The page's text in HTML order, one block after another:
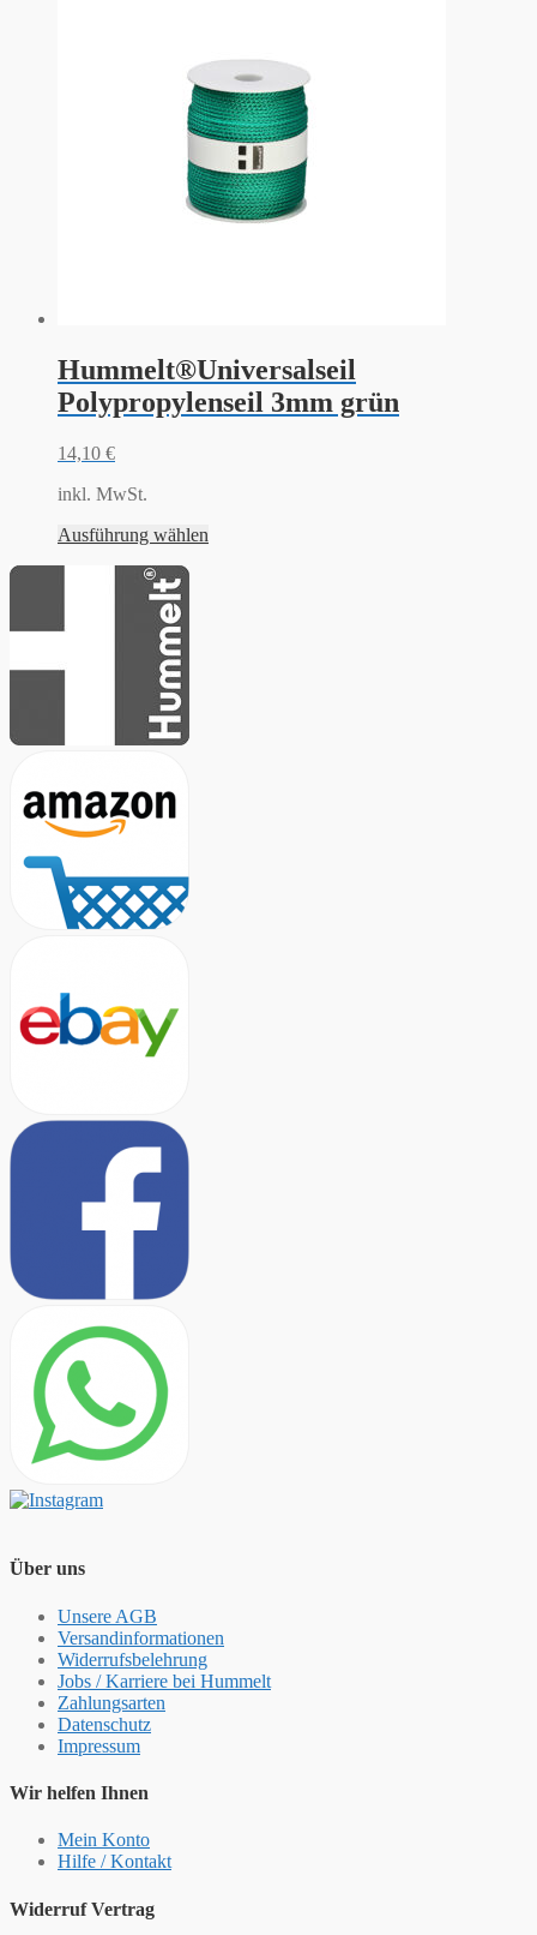
Hummelt®Universalseil
Polypropylenseil 3mm grün
14,10 €
inkl. MwSt.
Ausführung wählen
Über uns
Unsere AGB
Versandinformationen
Widerrufsbelehrung
Jobs / Karriere bei Hummelt
Zahlungsarten
Datenschutz
Impressum
Wir helfen Ihnen
Mein Konto
Hilfe / Kontakt
Widerruf Vertrag